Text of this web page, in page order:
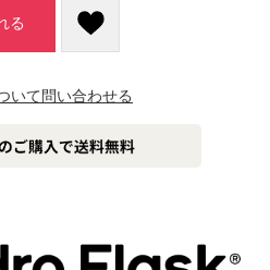
る
いて問い合わせる